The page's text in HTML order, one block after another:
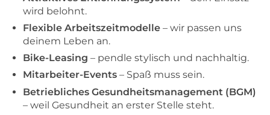
wird belohnt.
Flexible Arbeitszeitmodelle – wir passen uns
deinem Leben an.
Bike-Leasing – pendle stylisch und nachhaltig.
Mitarbeiter-Events – Spaß muss sein.
Betriebliches Gesundheitsmanagement (BGM)
– weil Gesundheit an erster Stelle steht.